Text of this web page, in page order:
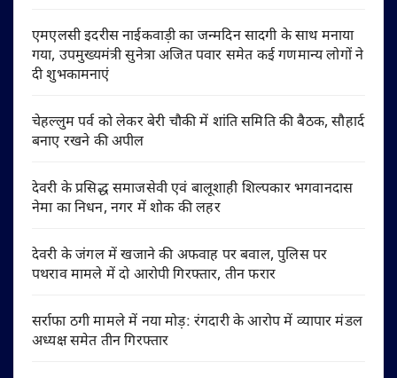
एमएलसी इदरीस नाईकवाड़ी का जन्मदिन सादगी के साथ मनाया
गया, उपमुख्यमंत्री सुनेत्रा अजित पवार समेत कई गणमान्य लोगों ने
दी शुभकामनाएं
चेहल्लुम पर्व को लेकर बेरी चौकी में शांति समिति की बैठक, सौहार्द
बनाए रखने की अपील
देवरी के प्रसिद्ध समाजसेवी एवं बालूशाही शिल्पकार भगवानदास
नेमा का निधन, नगर में शोक की लहर
देवरी के जंगल में खजाने की अफवाह पर बवाल, पुलिस पर
पथराव मामले में दो आरोपी गिरफ्तार, तीन फरार
सर्राफा ठगी मामले में नया मोड़: रंगदारी के आरोप में व्यापार मंडल
अध्यक्ष समेत तीन गिरफ्तार